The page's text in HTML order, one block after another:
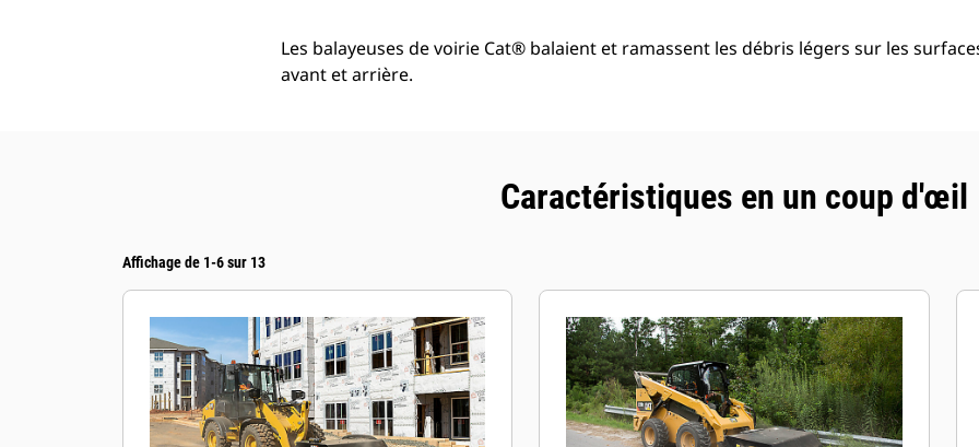
Les balayeuses de voirie Cat® balaient et ramassent les débris légers sur les
avant et arrière.
Caractéristiques en un coup d'œil
Affichage de 1-6 sur 13